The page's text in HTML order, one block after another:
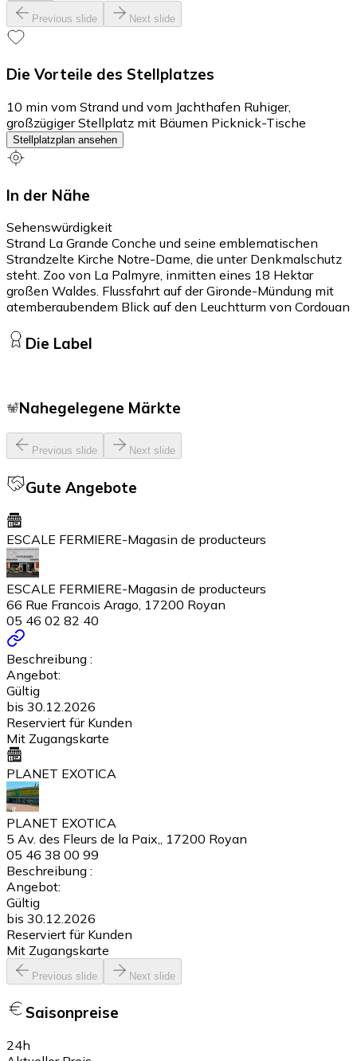
Previous slide Next slide
Die Vorteile des Stellplatzes
10 min vom Strand und vom Jachthafen Ruhiger,
großzügiger Stellplatz mit Bäumen Picknick-Tische
Stellplatzplan ansehen
In der Nähe
Sehenswürdigkeit
Strand La Grande Conche und seine emblematischen
Strandzelte Kirche Notre-Dame, die unter Denkmalschutz
steht. Zoo von La Palmyre, inmitten eines 18 Hektar
großen Waldes. Flussfahrt auf der Gironde-Mündung mit
atemberaubendem Blick auf den Leuchtturm von Cordouan
Die Label
Nahegelegene Märkte
Previous slide Next slide
Gute Angebote
ESCALE FERMIERE-Magasin de producteurs
ESCALE FERMIERE-Magasin de producteurs
66 Rue Francois Arago, 17200 Royan
05 46 02 82 40
Beschreibung :
Angebot:
Gültig
bis 30.12.2026
Reserviert für Kunden
Mit Zugangskarte
PLANET EXOTICA
PLANET EXOTICA
5 Av. des Fleurs de la Paix,, 17200 Royan
05 46 38 00 99
Beschreibung :
Angebot:
Gültig
bis 30.12.2026
Reserviert für Kunden
Mit Zugangskarte
Previous slide Next slide
Saisonpreise
24h